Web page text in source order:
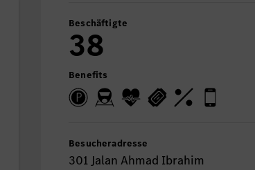
Beschäftigte
38
Benefits
Besucheradresse
301 Jalan Ahmad Ibrahim